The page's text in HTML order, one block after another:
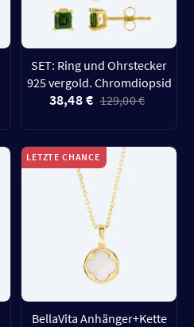
SET: Ring und Ohrstecker
925 vergold. Chromdiopsid
38,48 € 129,00 €
LETZTE CHANCE
BellaVita Anhänger+Kette